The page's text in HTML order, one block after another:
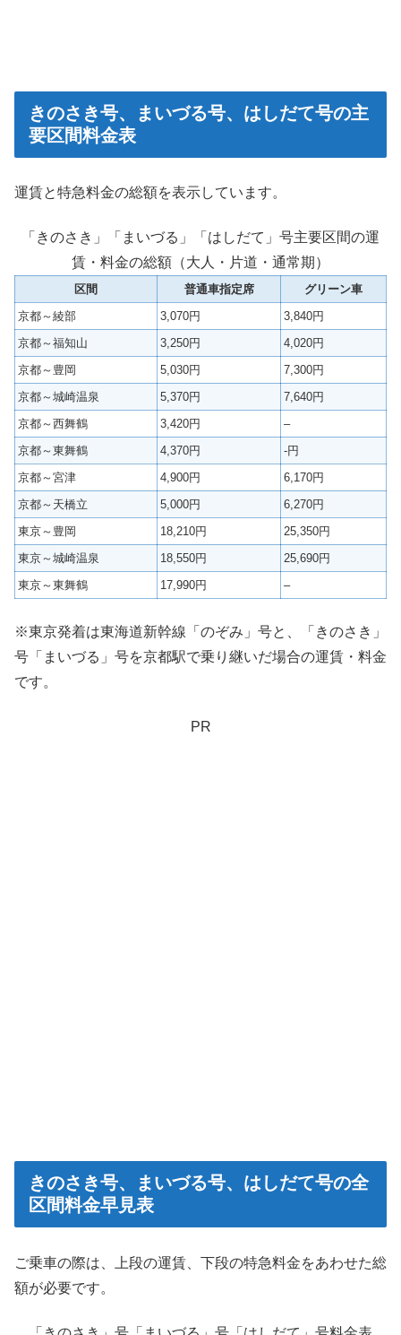
きのさき号、まいづる号、はしだて号の主
要区間料金表
運賃と特急料金の総額を表示しています。
「きのさき」「まいづる」「はしだて」号主要区間の運
賃・料金の総額（大人・片道・通常期）
区間 普通車指定席
グリーン車
京都～綾部
3,070円
3,840円
京都～福知山
3,250円
4,020円
京都～豊岡
5,030円
7,300円
京都～城崎温泉
5,370円
7,640円
京都～西舞鶴
3,420円
–
京都～東舞鶴
4,370円
-円
京都～宮津
4,900円
6,170円
京都～天橋立
5,000円
6,270円
東京～豊岡
18,210円
25,350円
東京～城崎温泉
18,550円
25,690円
東京～東舞鶴
17,990円 –
※東京発着は東海道新幹線「のぞみ」号と、「きのさき」
号「まいづる」号を京都駅で乗り継いだ場合の運賃・料金
です。
PR
きのさき号、まいづる号、はしだて号の全
区間料金早見表
ご乗車の際は、上段の運賃、下段の特急料金をあわせた総
額が必要です。